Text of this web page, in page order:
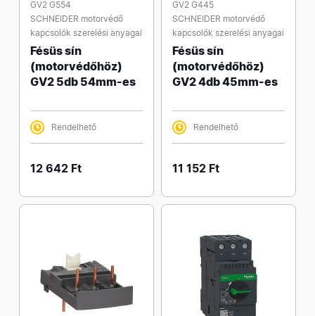
GV2 G554
SCHNEIDER motorvédő
kapcsolók szerelési anyagai
Fésüs sín
(motorvédőhöz)
GV2 5db 54mm-es
Rendelhető
12 642 Ft
GV2 G445
SCHNEIDER motorvédő
kapcsolók szerelési anyagai
Fésüs sín
(motorvédőhöz)
GV2 4db 45mm-es
Rendelhető
11 152 Ft